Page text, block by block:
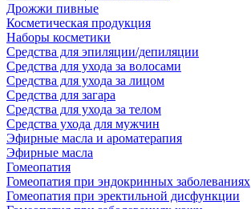
Дрожжи пивные
Косметическая продукция
Наборы косметики
Средства для эпиляции/депиляции
Средства для ухода за волосами
Средства для ухода за лицом
Средства для загара
Средства для ухода за телом
Средства ухода для мужчин
Эфирные масла и ароматерапия
Эфирные масла
Гомеопатия
Гомеопатия при эндокринных заболеваниях
Гомеопатия при эректильной дисфункции